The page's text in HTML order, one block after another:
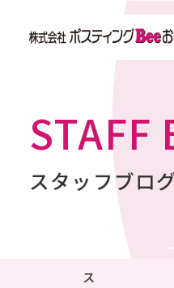
STAFF
スタッフブロ
ス